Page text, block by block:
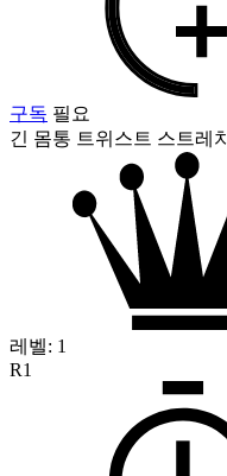
구독 필요
긴 몸통 트위스트 스트레치
레벨: 1
R1